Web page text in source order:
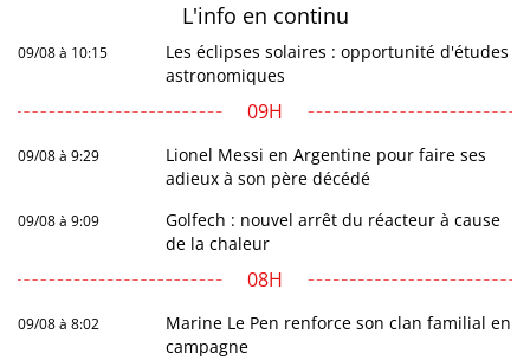
L'info en continu
09/08 à 10:15
Les éclipses solaires : opportunité d'études
astronomiques
09H
09/08 à 9:29
Lionel Messi en Argentine pour faire ses
adieux à son père décédé
09/08 à 9:09
Golfech : nouvel arrêt du réacteur à cause
de la chaleur
08H
09/08 à 8:02
Marine Le Pen renforce son clan familial en
campagne